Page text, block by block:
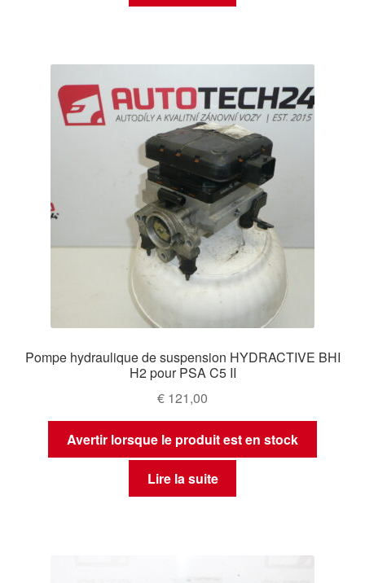
Pompe hydraulique de suspension HYDRACTIVE BHI
H2 pour PSA C5 II
€ 121,00
Avertir lorsque le produit est en stock
Lire la suite